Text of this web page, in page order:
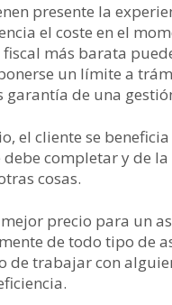
presente la
el coste en el
más barata
un límite a
garantía de una
el cliente se
completar y de
cosas.
precio para un
de todo tipo de
de trabajar con